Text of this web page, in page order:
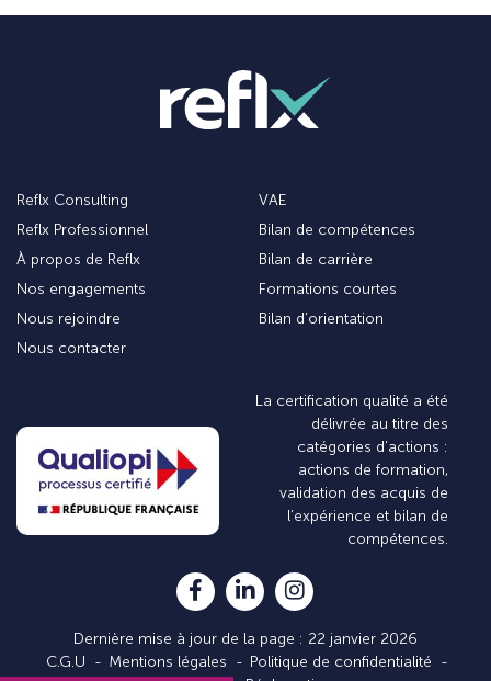
Reflx Consulting
Reflx Professionnel
À propos de Reflx
Nos engagements
Nous rejoindre
Nous contacter
VAE
Bilan de compétences
Bilan de carrière
Formations courtes
Bilan d’orientation
La certification qualité a été
délivrée au titre des
catégories d’actions :
actions de formation,
validation des acquis de
l’expérience et bilan de
compétences.
Dernière mise à jour de la page : 22 janvier 2026
C.G.U
Mentions légales
Politique de confidentialité